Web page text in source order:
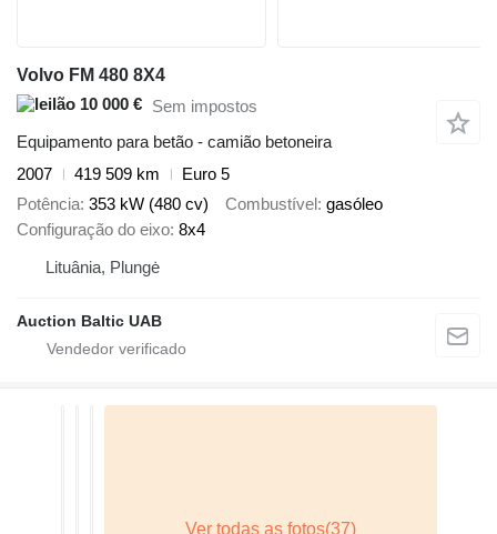
Volvo FM 480 8X4
10 000 € Sem impostos
Equipamento para betão - camião betoneira
2007
419 509 km
Euro 5
Potência 353 kW (480 cv) Combustível gasóleo
Configuração do eixo 8x4
Lituânia, Plungė
Auction Baltic UAB